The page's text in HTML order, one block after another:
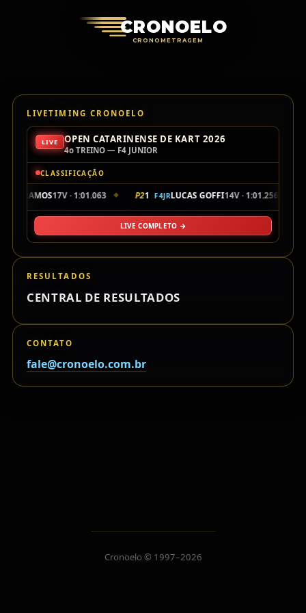
CRONOELO
CRONOMETRAGEM
LIVETIMING CRONOELO
LIVE OPEN CATARINENSE DE KART 2026
4o TREINO — F4 JUNIOR
CLASSIFICAÇÃO
RAMOS17V · 1:01.063 ◆ P21 F4JRLUCAS GOFFI14V · 1:01.256
LIVE COMPLETO →
RESULTADOS
CENTRAL DE RESULTADOS
CONTATO
fale@cronoelo.com.br
Cronoelo © 1997–2026